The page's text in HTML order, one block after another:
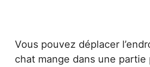
Vous pouvez déplacer
chat mange dans une partie